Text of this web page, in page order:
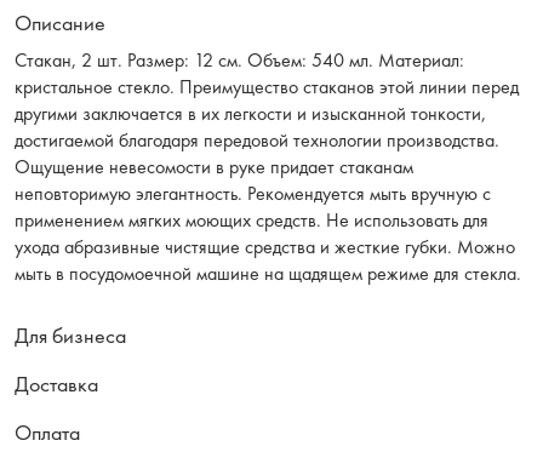
Описание
Стакан, 2 шт. Размер: 12 см. Объем: 540 мл. Материал:
кристальное стекло. Преимущество стаканов этой линии перед
другими заключается в их легкости и изысканной тонкости,
достигаемой благодаря передовой технологии производства.
Ощущение невесомости в руке придает стаканам
неповторимую элегантность. Рекомендуется мыть вручную с
применением мягких моющих средств. Не использовать для
ухода абразивные чистящие средства и жесткие губки. Можно
мыть в посудомоечной машине на щадящем режиме для стекла.
Для бизнеса
Доставка
Оплата